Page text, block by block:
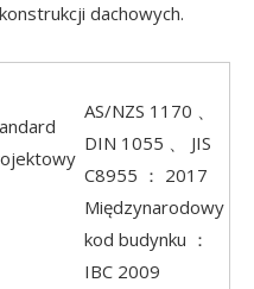
dachowych.
AS/NZS 1170 、
DIN 1055 、 JIS
C8955 ： 2017
Międzynarodowy
kod budynku ：
IBC 2009